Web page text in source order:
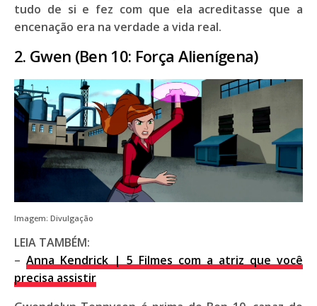
tudo de si e fez com que ela acreditasse que a
encenação era na verdade a vida real.
2. Gwen (Ben 10: Força Alienígena)
Imagem: Divulgação
LEIA TAMBÉM:
– Anna Kendrick | 5 Filmes com a atriz que você
precisa assistir